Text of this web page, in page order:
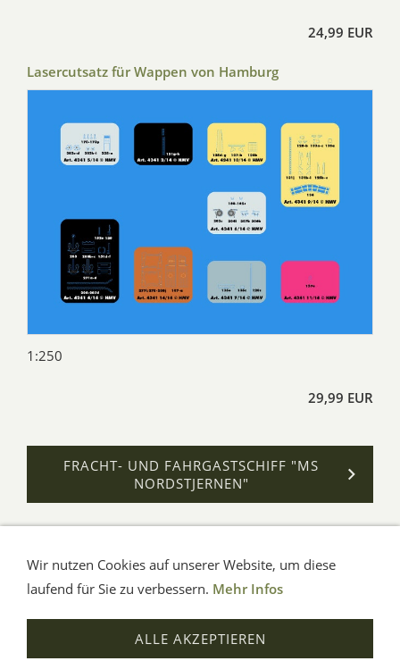
24,99 EUR
Lasercutsatz für Wappen von Hamburg
1:250
29,99 EUR
FRACHT- UND FAHRGASTSCHIFF "MS
NORDSTJERNEN"
AGB Impressum
Verbraucherhinweise
Datenschutz
Hilfe
© Aue-Verlag GmbH, Möckmühl
Wir nutzen Cookies auf unserer Website, um diese
laufend für Sie zu verbessern. Mehr Infos
ALLE AKZEPTIEREN